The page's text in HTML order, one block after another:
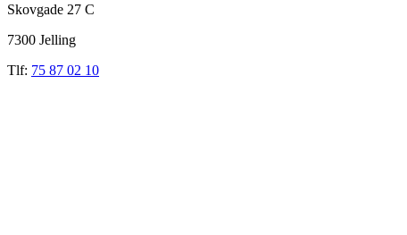
Skovgade 27 C
7300 Jelling
Tlf: 75 87 02 10